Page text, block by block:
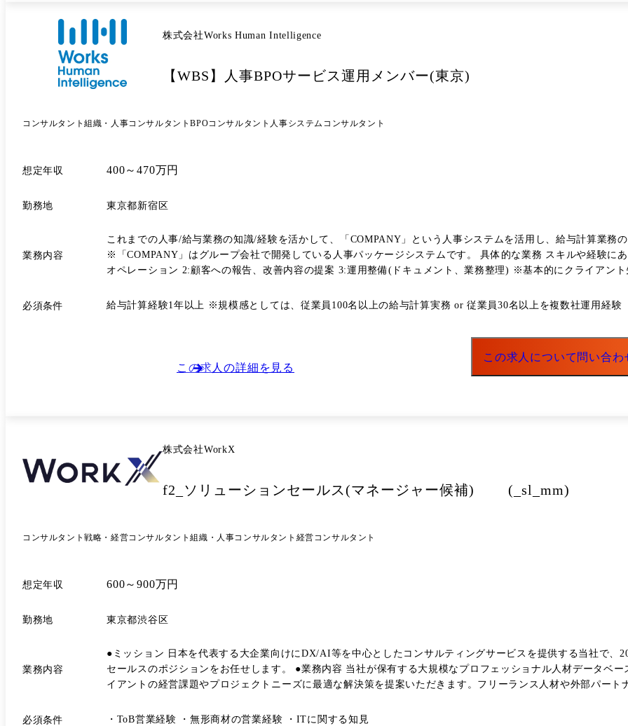
株式会社Works Human Intelligence
【WBS】人事BPOサービス運用メンバー(東京)
コンサルタント組織・人事コンサルタントBPOコンサルタント 人事システムコンサルタント
想定年収 400～470万円
勤務地 東京都新宿区
業務内容
これまでの人事/給与業務の知識/経験を活かして、「COMPANY」という人事システムを活用し、給与計算業務
※「COMPANY」はグループ会社で開発している人事パッケージシステムです。 具体的な業務 スキルや経験にあわせて、以下のような業務をお任せします。 1:人事給与業務の
オペレーション 2:顧客への報告、改善内容の提案 3:運用整備(ドキュメント、業務整理) ※基本的にクライアン
入コンサルタント側へ異動することも可能です。
必須条件 給与計算経験1年以上 ※規模感としては、従業員100名以上の給与計算実務 or 従業員30名以上を複数社運用経験
この求人の詳細を見る
この求人について問い合わ
株式会社WorkX
f2_ソリューションセールス(マネージャー候補) (_sl_mm)
コンサルタント戦略・経営コンサルタント組織・人事コンサルタント 経営コンサルタント
想定年収 600～900万円
勤務地 東京都渋谷区
業務内容
●ミッション 日本を代表する大企業向けにDX/AI等を中心としたコンサルティングサービスを提供する当社で、
セールスのポジションをお任せします。 ●業務内容 当社が保有する大規模なプロフェッショナル人材データベースと、社内コンサルタント／エンジニアの知見を活かし、クラ
イアントの経営課題やプロジェクトニーズに最適な解決策を提案いただきます。フリーランス人材や外部パー
マッチング、プロジェクト組成 ・契約締結後のフォローアップ、課題解決に向けた伴走支援 ●仕事の流れ 1.クライアントとの打合せを実施し、課題・要望をヒアリング 2.得ら
必須条件 ・ToB営業経験 ・無形商材の営業経験 ・ITに関する知見